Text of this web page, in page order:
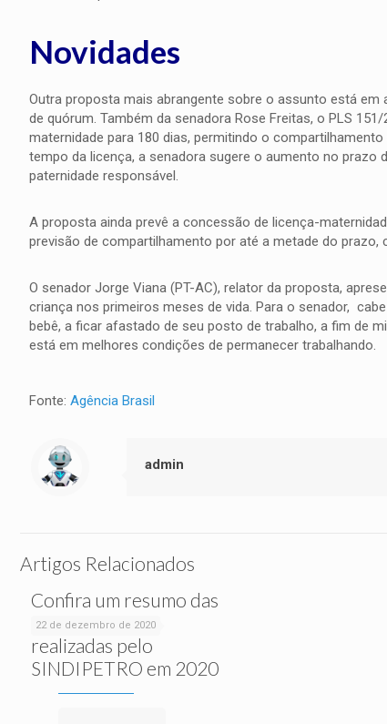
Novidades
Outra proposta mais abrangente sobre o assunto está
de quórum. Também da senadora Rose Freitas, o PLS
maternidade para 180 dias, permitindo o
tempo da licença, a senadora sugere o aumento no
paternidade responsável.
A proposta ainda prevê a concessão de licença-
previsão de compartilhamento por até a metade do
O senador Jorge Viana (PT-AC), relator da proposta,
criança nos primeiros meses de vida. Para o senador,
bebê, a ficar afastado de seu posto de trabalho, a fim de
está em melhores condições de permanecer trabalhando.
Fonte: Agência Brasil
admin
Artigos Relacionados
22 de dezembro de 2020
Confira um resumo das
ações sociais
realizadas pelo
SINDIPETRO em 2020